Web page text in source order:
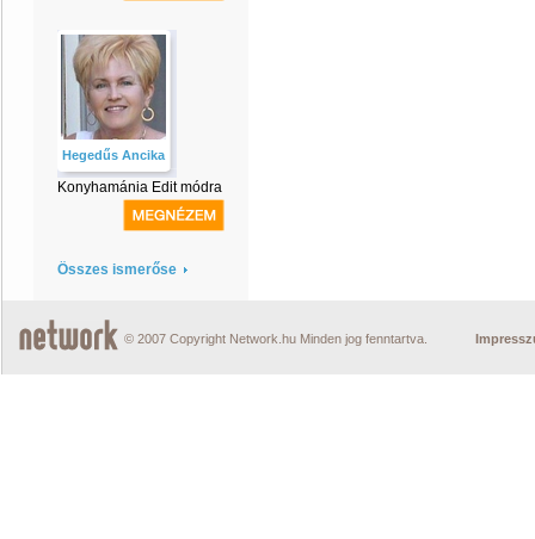
Hegedűs Ancika
Konyhamánia Edit módra
Összes ismerőse
© 2007 Copyright Network.hu Minden jog fenntartva.